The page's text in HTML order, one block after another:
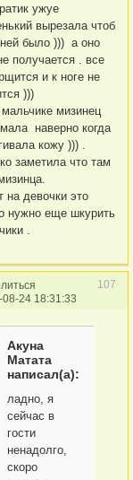
ужуе
вырезала чтоб
было ))) а оно
получается . все
и к ноге не
)))
мизинец
наверно когда
кожу ))) .
заметила что там
на девочки это
нужно еще шкурить
.
107
08-24 18:31:33
Акуна
Матата
написал(а):
ладно, я
сейчас в
гости
ненадолго,
скоро